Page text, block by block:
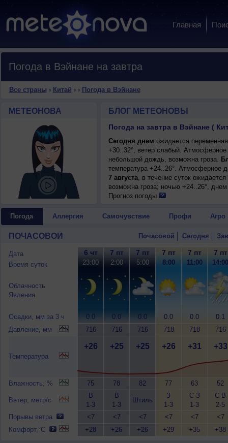
Главная
Погода в Вэйнане на завтра
Все страны › Китай › › Погода в Вэйнане
МЕТЕОНОВА БЛОГ МЕТЕОНОВЫ
Погода на завтра в Вэйнане (
Сегодня днем ожидается
+30..32°, ветер слабый.
небольшой дождь, возможна гроза.
температура +24..26°. Атмосферное
7 августа, в течение суток
возможна гроза; ночью +24..26°,
Прогноз погоды
Погода Аллергия Самочувствие Профи Агро
ПОЧАСОВОЙ Почасовой Сегодня
Дата
Время суток
Облачность
Явления
Осадки, мм за 3 ч
Давление, мм
Температура
Влажность, %
Ветер, метр/с
Порывы ветра
Комфорт,°C
6 чт
23:00
0.0
716
+26
75
В
1-3
<7
+28
7 пт
2:00
0.0
716
+25
78
В
1-3
<7
+26
7 пт
5:00
0.0
716
+25
82
Штиль
<7
+26
7 пт
8:00
0.0
718
+26
77
З
1-3
<7
+29
7 пт
11:00
0.0
718
+31
63
С-З
1-3
<7
+35
7 пт
14:00
0.1
716
+33
52
С-В
2-5
<7
+38